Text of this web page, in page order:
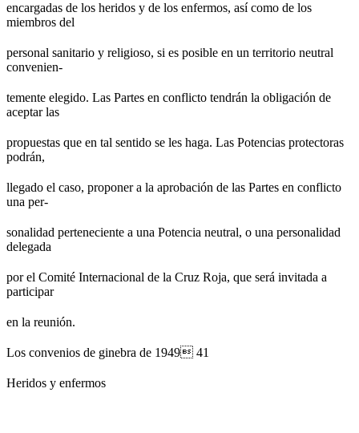
encargadas de los heridos y de los enfermos, así como de los
miembros del
personal sanitario y religioso, si es posible en un territorio neutral
convenien-
temente elegido. Las Partes en conflicto tendrán la obligación de
aceptar las
propuestas que en tal sentido se les haga. Las Potencias protectoras
podrán,
llegado el caso, proponer a la aprobación de las Partes en conflicto
una per-
sonalidad perteneciente a una Potencia neutral, o una personalidad
delegada
por el Comité Internacional de la Cruz Roja, que será invitada a
participar
en la reunión.
Los convenios de ginebra de 1949 41
Heridos y enfermos